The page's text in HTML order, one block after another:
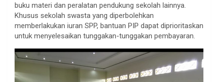
buku materi dan peralatan pendukung sekolah lainnya.
Khusus sekolah swasta yang diperbolehkan
memberlakukan iuran SPP, bantuan PIP dapat diprioritaskan
untuk menyelesaikan tunggakan-tunggakan pembayaran.